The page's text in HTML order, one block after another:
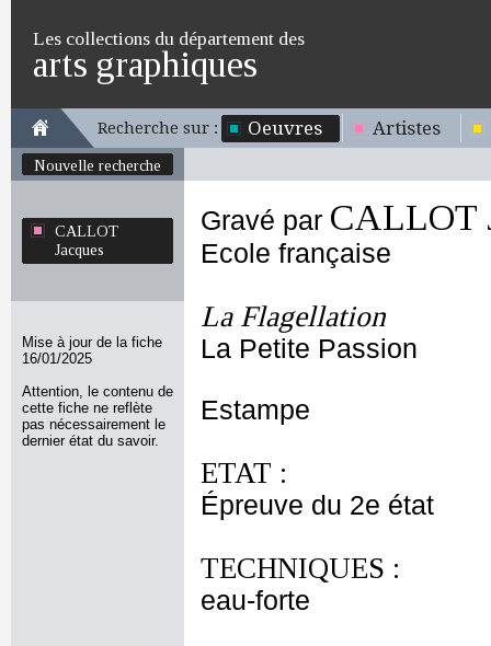
Les collections du département des
arts graphiques
Recherche sur : Oeuvres Artistes
Nouvelle recherche
CALLOT
Jacques
Mise à jour de la fiche
16/01/2025
Attention, le contenu de
cette fiche ne reflète
pas nécessairement le
dernier état du savoir.
Gravé par CALLOT
Ecole française
La Flagellation
La Petite Passion
Estampe
ETAT :
Épreuve du 2e état
TECHNIQUES :
eau-forte